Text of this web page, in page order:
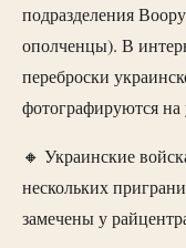
подразделения
ополченцы). В
переброски
фотографируются на
🔸 Украинские
нескольких
замечены у